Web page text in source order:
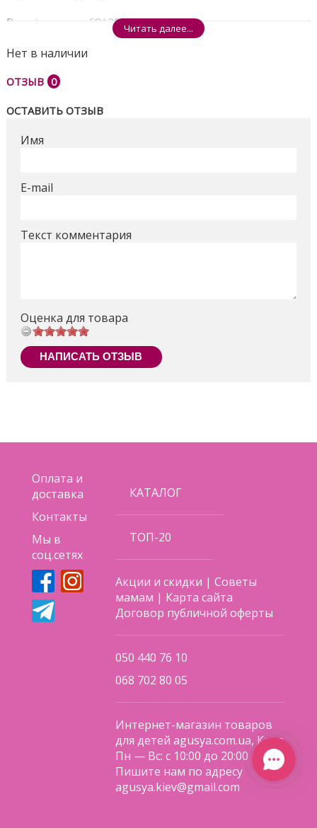
Розмір ящика: 68*29,5*31Читать далее...
Нет в наличии
ОТЗЫВ 0
ОСТАВИТЬ ОТЗЫВ
Имя
E-mail
Текст комментария
Оценка для товара
НАПИСАТЬ ОТЗЫВ
Оплата и
доставка
Контакты
Мы в
соц.сетях
КАТАЛОГ
ТОП-20
Акции и скидки |Советы
мамам | Карта сайта
Договор публичной оферты
050 440 76 10
068 702 80 05
Интернет-магазин товаров
для детей agusya.com.ua, Киев
Пн — Вс: с 10:00 до 20:00
Пишите нам по адресу
agusya.kiev@gmail.com